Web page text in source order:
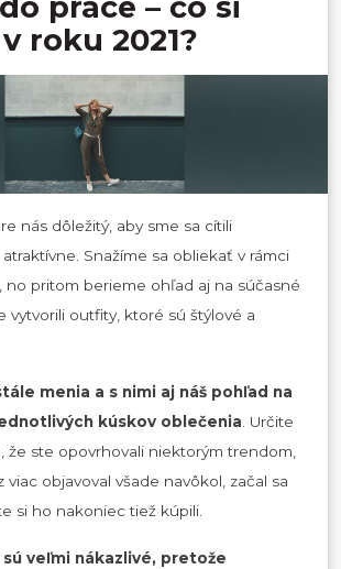
roku 2021?
nás dôležitý, aby sme sa cítili
Snažíme sa obliekať v rámci
no pritom berieme ohľad aj na súčasné
vytvorili outfity, ktoré sú štýlové a
menia a s nimi aj náš pohľad na
kúskov oblečenia. Určite
že ste opovrhovali niektorým trendom,
viac objavoval všade navôkol, začal sa
si ho nakoniec tiež kúpili.
sú veľmi nákazlivé, pretože